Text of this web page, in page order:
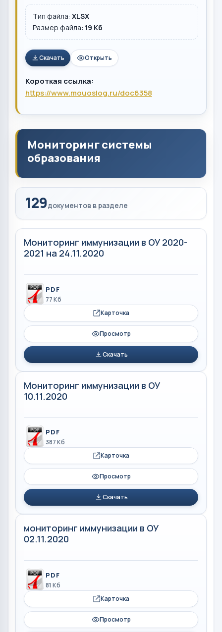
Тип файла: XLSX
Размер файла: 19 Кб
Скачать Открыть
Короткая ссылка:
https://www.mouoslog.ru/doc6358
Мониторинг системы
образования
129документов в разделе
Мониторинг иммунизации в ОУ 2020-
2021 на 24.11.2020
PDF
77 Кб
Карточка
Просмотр
Скачать
Мониторинг иммунизации в ОУ
10.11.2020
PDF
387 Кб
Карточка
Просмотр
Скачать
мониторинг иммунизации в ОУ
02.11.2020
PDF
81 Кб
Карточка
Просмотр